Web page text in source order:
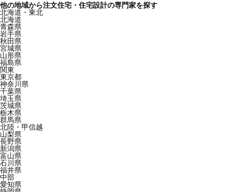
他の地域から注文住宅・住宅設計の専門家を探す
北海道・東北
北海道
青森県
岩手県
秋田県
宮城県
山形県
福島県
関東
東京都
神奈川県
千葉県
埼玉県
茨城県
栃木県
群馬県
北陸・甲信越
山梨県
長野県
新潟県
富山県
石川県
福井県
中部
愛知県